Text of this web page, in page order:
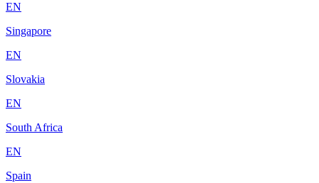
EN
Singapore
EN
Slovakia
EN
South Africa
EN
Spain